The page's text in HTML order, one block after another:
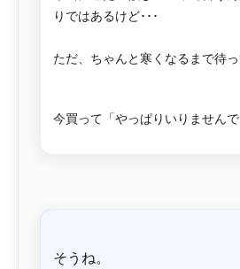
りではあるけど･･･
ただ、ちゃんと寒くなるまで待っ
そうね。